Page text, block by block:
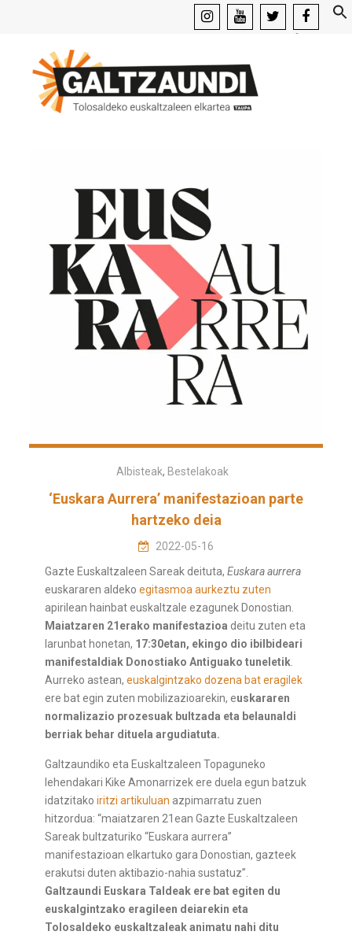
facebook
Albisteak, Bestelakoak
‘Euskara Aurrera’ manifestazioan parte
hartzeko deia
2022-05-16
Gazte Euskaltzaleen Sareak deituta, Euskara aurrera
euskararen aldekoegitasmoa aurkeztu zuten
apirilean hainbat euskaltzale ezagunek Donostian.
Maiatzaren 21erako manifestazioa deitu zuten eta
larunbat honetan, 17:30etan, ekingo dio ibilbideari
manifestaldiak Donostiako Antiguako tuneletik
Aurreko astean,euskalgintzako dozena bat eragilek
ere bat egin zuten mobilizazioarekin, euskararen
normalizazio prozesuak bultzada eta belaunaldi
berriak behar dituela argudiatuta.
Galtzaundiko eta Euskaltzaleen Topaguneko
lehendakari Kike Amonarrizek ere duela egun batzuk
idatzitakoiritzi artikuluan azpimarratu zuen
hitzordua: “maiatzaren 21ean Gazte Euskaltzaleen
Sareak bultzaturiko “Euskara aurrera”
manifestazioan elkartuko gara Donostian, gazteek
erakutsi duten aktibazio-nahia sustatuz”.
Galtzaundi Euskara Taldeak ere bat egiten du
euskalgintzako eragileen deiarekin eta
Tolosaldeko euskaltzaleak animatu nahi ditu